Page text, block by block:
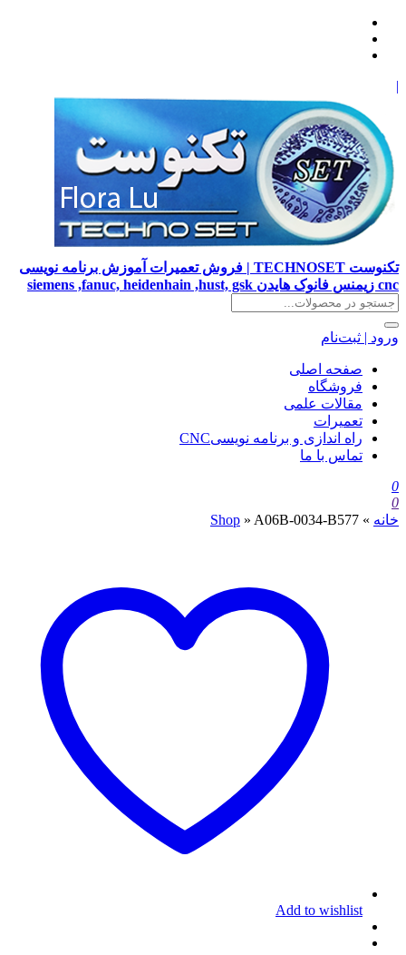
|
تکنوست TECHNOSET | فروش تعمیرات آموزش برنامه نویسی
cnc زیمنس فانوک هایدن siemens ,fanuc, heidenhain ,hust, gsk
ورود | ثبت‌نام
صفحه اصلی
فروشگاه
مقالات علمی
تعمیرات
راه اندازی و برنامه نویسیCNC
تماس با ما
0
0
خانه »
Shop » A06B-0034-B577
Add to wishlist